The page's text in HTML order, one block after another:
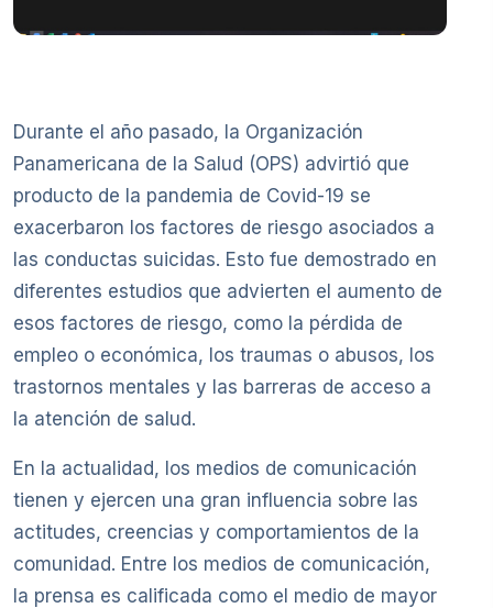
Durante el año pasado, la Organización
Panamericana de la Salud (OPS) advirtió que
producto de la pandemia de Covid-19 se
exacerbaron los factores de riesgo asociados a
las conductas suicidas. Esto fue demostrado en
diferentes estudios que advierten el aumento de
esos factores de riesgo, como la pérdida de
empleo o económica, los traumas o abusos, los
trastornos mentales y las barreras de acceso a
la atención de salud.
En la actualidad, los medios de comunicación
tienen y ejercen una gran influencia sobre las
actitudes, creencias y comportamientos de la
comunidad. Entre los medios de comunicación,
la prensa es calificada como el medio de mayor